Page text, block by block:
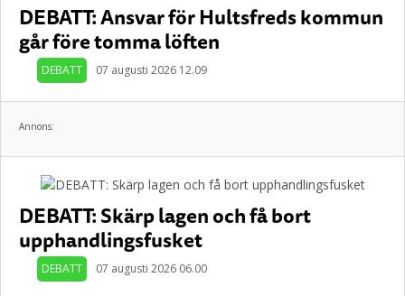
DEBATT: Ansvar för Hultsfreds kommun
går före tomma löften
DEBATT 07 augusti 2026 12.09
Annons:
DEBATT: Skärp lagen och få bort
upphandlingsfusket
DEBATT 07 augusti 2026 06.00